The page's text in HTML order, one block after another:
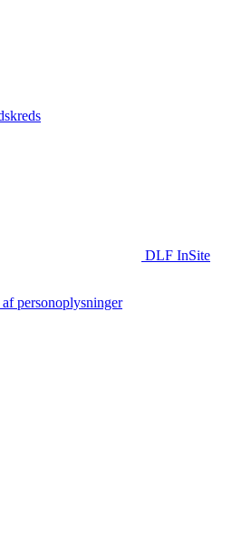
DLF InSite
personoplysninger